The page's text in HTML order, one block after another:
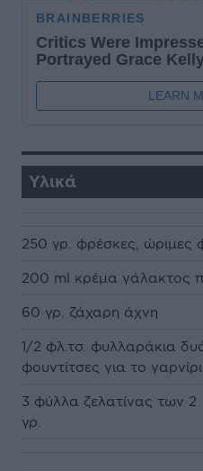
Υλικά
250 γρ. φρέσκες, ώριμες
200 ml κρέμα γάλακτος
60 γρ. ζάχαρη άχνη
1/2 φλ.τσ. φυλλαράκια
φουντίτσες για το
3 φύλλα ζελατίνας των 2